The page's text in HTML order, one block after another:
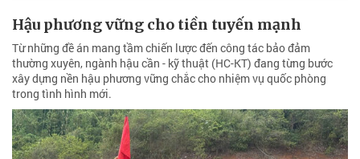
Hậu phương vững cho tiền tuyến mạnh
Từ những đề án mang tầm chiến lược đến công tác bảo đảm
thường xuyên, ngành hậu cần - kỹ thuật (HC-KT) đang từng bước
xây dựng nền hậu phương vững chắc cho nhiệm vụ quốc phòng
trong tình hình mới.